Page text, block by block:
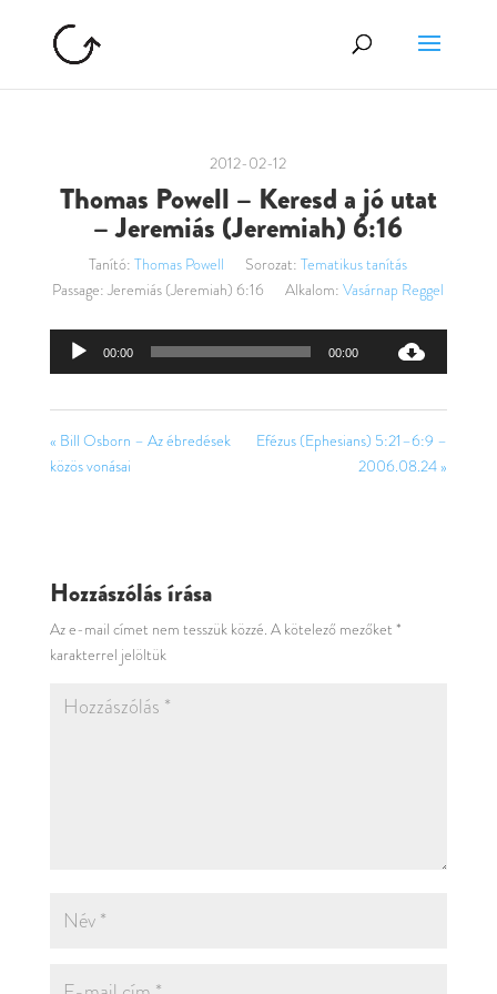
2012-02-12
Thomas Powell – Keresd a jó utat
– Jeremiás (Jeremiah) 6:16
Tanító: Thomas Powell Sorozat: Tematikus tanítás
Passage: Jeremiás (Jeremiah) 6:16 Alkalom: Vasárnap Reggel
Audió
00:00 00:00
« Bill Osborn – Az ébredések
közös vonásai
Efézus (Ephesians) 5:21–6:9 –
2006.08.24 »
Hozzászólás írása
Az e-mail címet nem tesszük közzé. A kötelező mezőket *
karakterrel jelöltük